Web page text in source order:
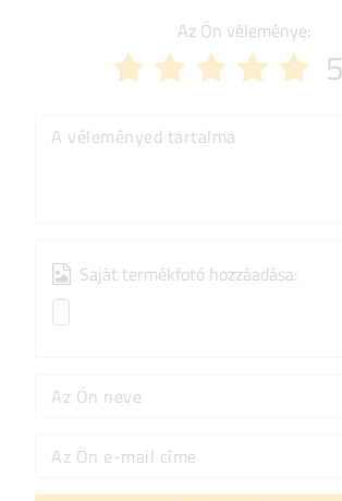
Az Ön véleménye:
A véleményed tartalma
Saját termékfotó hozzáadása:
Az Ön neve
Az Ön e-mail címe